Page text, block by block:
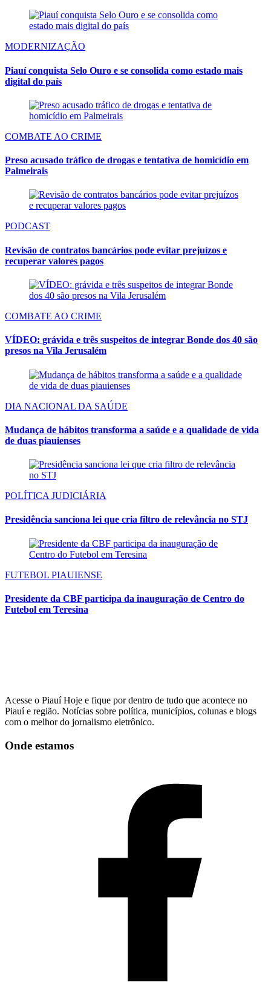
MODERNIZAÇÃO
Piauí conquista Selo Ouro e se consolida como estado mais
digital do país
COMBATE AO CRIME
Preso acusado tráfico de drogas e tentativa de homicídio em
Palmeirais
PODCAST
Revisão de contratos bancários pode evitar prejuízos e
recuperar valores pagos
COMBATE AO CRIME
VÍDEO: grávida e três suspeitos de integrar Bonde dos 40 são
presos na Vila Jerusalém
DIA NACIONAL DA SAÚDE
Mudança de hábitos transforma a saúde e a qualidade de vida
de duas piauienses
POLÍTICA JUDICIÁRIA
Presidência sanciona lei que cria filtro de relevância no STJ
FUTEBOL PIAUIENSE
Presidente da CBF participa da inauguração de Centro do
Futebol em Teresina
Acesse o Piauí Hoje e fique por dentro de tudo que acontece no
Piauí e região. Notícias sobre política, municípios, colunas e blogs
com o melhor do jornalismo eletrônico.
Onde estamos